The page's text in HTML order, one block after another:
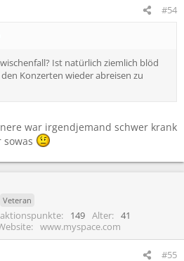
#54
Ist natürlich ziemlich blöd
Konzerten wieder abreisen zu
war irgendjemand schwer krank
Veteran
149 Alter
41
www.myspace.com
#55